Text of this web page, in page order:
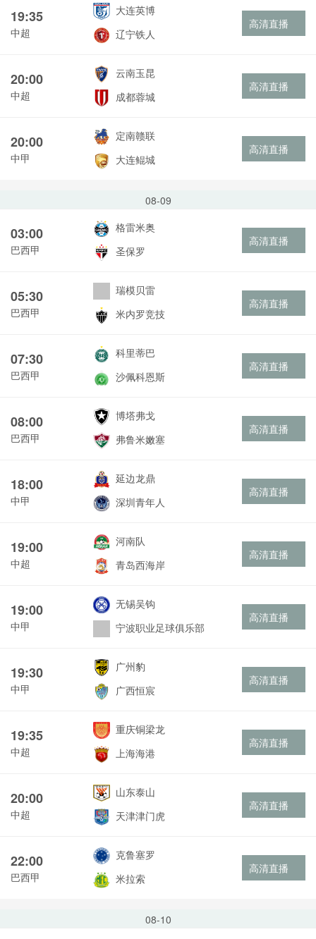
19:35
中超
大连英博
辽宁铁人
高清直播
20:00
中超
云南玉昆
成都蓉城
高清直播
20:00
中甲
定南赣联
大连鲲城
高清直播
08-09
03:00
巴西甲
格雷米奥
圣保罗
高清直播
05:30
巴西甲
瑞模贝雷
米内罗竞技
高清直播
07:30
巴西甲
科里蒂巴
沙佩科恩斯
高清直播
08:00
巴西甲
博塔弗戈
弗鲁米嫩塞
高清直播
18:00
中甲
延边龙鼎
深圳青年人
高清直播
19:00
中超
河南队
青岛西海岸
高清直播
19:00
中甲
无锡吴钩
宁波职业足球俱乐部
高清直播
19:30
中甲
广州豹
广西恒宸
高清直播
19:35
中超
重庆铜梁龙
上海海港
高清直播
20:00
中超
山东泰山
天津津门虎
高清直播
22:00
巴西甲
克鲁塞罗
米拉索
高清直播
08-10